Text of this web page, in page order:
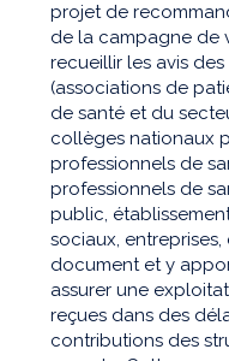
projet de
de la campagne de
recueillir les avis
(associations de
de santé et du
collèges nationaux
professionnels de
professionnels de
public,
sociaux,
document et y
assurer une
reçues dans des
contributions des